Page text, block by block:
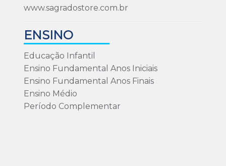
www.sagradostore.com.br
ENSINO
Educação Infantil
Ensino Fundamental Anos Iniciais
Ensino Fundamental Anos Finais
Ensino Médio
Período Complementar